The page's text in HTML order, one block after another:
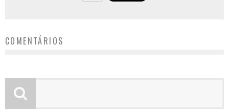
COMENTÁRIOS